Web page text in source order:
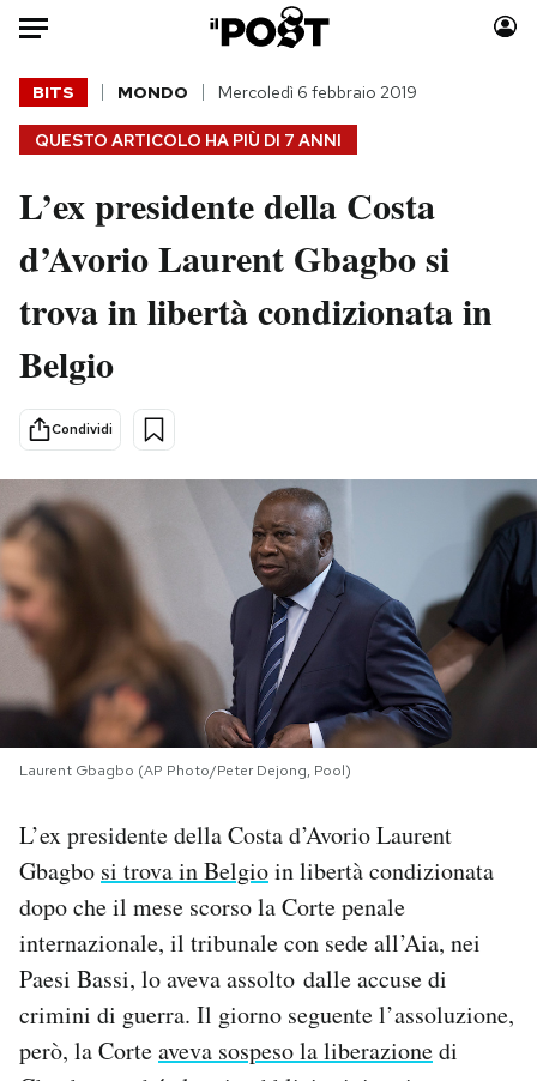
Auto
HOME
Italia
Politica
Tecnologia
Scienza
Cultura
Economia
Sport
Moda
Consumismi
Storie/Idee
Mondiali calcio 2026
PODCAST
NEWSLETTER
I MIEI PREFERITI
CALENDARIO
AREA PERSONALE
Area Personale
Newsletter
QUESTO ARTICOLO HA PIÙ DI 7 ANNI
BITS MONDO Mercoledì 6 febbraio 2019
L’ex presidente della Costa
d’Avorio Laurent Gbagbo si
trova in libertà condizionata in
Belgio
Condividi
Laurent Gbagbo (AP Photo/Peter Dejong, Pool)
L’ex presidente della Costa d’Avorio Laurent
Gbagbo si trova in Belgioin libertà condizionata
dopo che il mese scorso la Corte penale
internazionale, il tribunale con sede all’Aia, nei
Paesi Bassi, lo aveva assolto dalle accuse di
crimini di guerra. Il giorno seguente l’assoluzione,
però, la Corteaveva sospeso la liberazionedi